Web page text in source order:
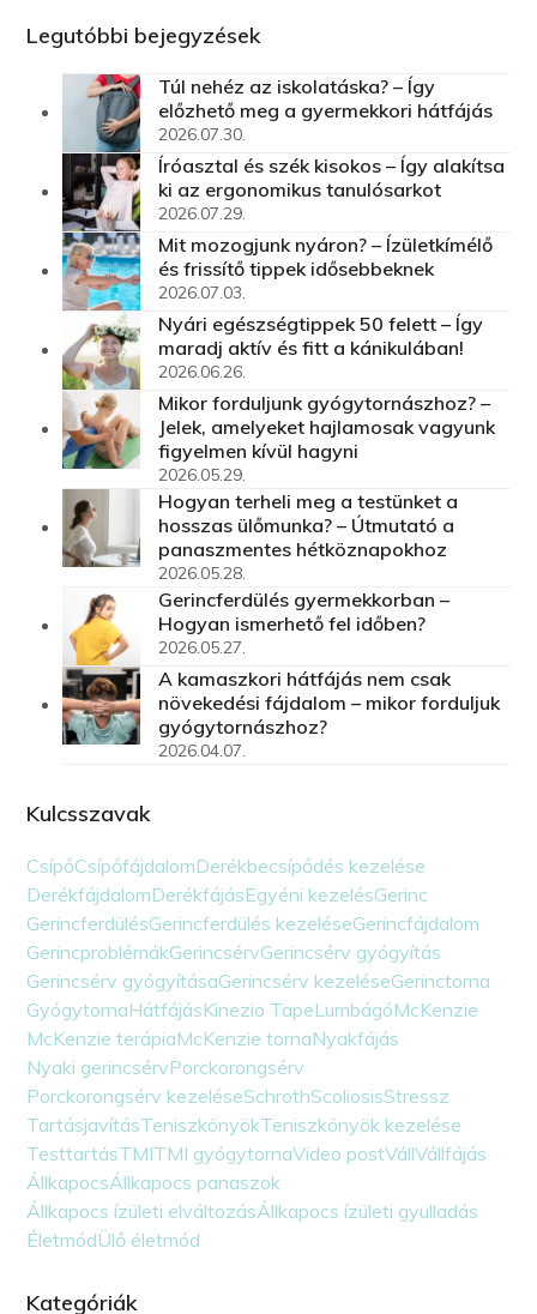
Legutóbbi bejegyzések
Túl nehéz az iskolatáska? – Így
előzhető meg a gyermekkori hátfájás
2026.07.30.
Íróasztal és szék kisokos – Így alakítsa
ki az ergonomikus tanulósarkot
2026.07.29.
Mit mozogjunk nyáron? – Ízületkímélő
és frissítő tippek idősebbeknek
2026.07.03.
Nyári egészségtippek 50 felett – Így
maradj aktív és fitt a kánikulában!
2026.06.26.
Mikor forduljunk gyógytornászhoz? –
Jelek, amelyeket hajlamosak vagyunk
figyelmen kívül hagyni
2026.05.29.
Hogyan terheli meg a testünket a
hosszas ülőmunka? – Útmutató a
panaszmentes hétköznapokhoz
2026.05.28.
Gerincferdülés gyermekkorban –
Hogyan ismerhető fel időben?
2026.05.27.
A kamaszkori hátfájás nem csak
növekedési fájdalom – mikor forduljuk
gyógytornászhoz?
2026.04.07.
Kulcsszavak
CsípőCsípőfájdalomDerékbecsípődés kezelése
DerékfájdalomDerékfájásEgyéni kezelésGerinc
GerincferdülésGerincferdülés kezeléseGerincfájdalom
GerincproblémákGerincsérvGerincsérv gyógyítás
Gerincsérv gyógyításaGerincsérv kezeléseGerinctorna
GyógytornaHátfájásKinezio TapeLumbágóMcKenzie
McKenzie terápiaMcKenzie tornaNyakfájás
Nyaki gerincsérvPorckorongsérv
Porckorongsérv kezeléseSchrothScoliosisStressz
TartásjavításTeniszkönyökTeniszkönyök kezelése
TesttartásTMITMI gyógytornaVideo postVállVállfájás
ÁllkapocsÁllkapocs panaszok
Állkapocs ízületi elváltozásÁllkapocs ízületi gyulladás
ÉletmódÜlő életmód
Kategóriák